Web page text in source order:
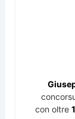
con oltre